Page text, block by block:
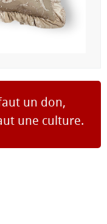
un don,
une culture.